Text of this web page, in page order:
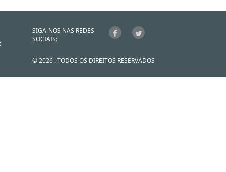
SIGA-NOS NAS REDES
SOCIAIS:
© 2026 . TODOS OS DIREITOS RESERVADOS